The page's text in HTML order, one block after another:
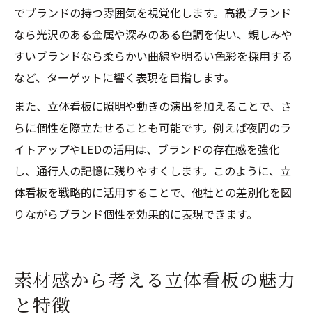
でブランドの持つ雰囲気を視覚化します。高級ブランド
なら光沢のある金属や深みのある色調を使い、親しみや
すいブランドなら柔らかい曲線や明るい色彩を採用する
など、ターゲットに響く表現を目指します。
また、立体看板に照明や動きの演出を加えることで、さ
らに個性を際立たせることも可能です。例えば夜間のラ
イトアップやLEDの活用は、ブランドの存在感を強化
し、通行人の記憶に残りやすくします。このように、立
体看板を戦略的に活用することで、他社との差別化を図
りながらブランド個性を効果的に表現できます。
素材感から考える立体看板の魅力
と特徴